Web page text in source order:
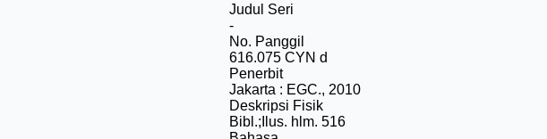
Judul Seri
-
No. Panggil
616.075 CYN d
Penerbit
Jakarta : EGC., 2010
Deskripsi Fisik
Bibl.;Ilus. hlm. 516